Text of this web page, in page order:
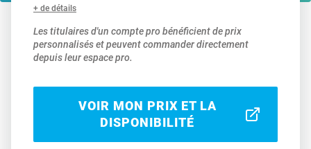
+ de détails
Les titulaires d'un compte pro bénéficient de prix
personnalisés et peuvent commander directement
depuis leur espace pro.
VOIR MON PRIX ET LA
DISPONIBILITÉ